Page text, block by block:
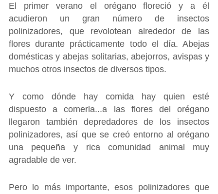
El primer verano el orégano floreció y a él
acudieron un gran número de insectos
polinizadores, que revolotean alrededor de las
flores durante prácticamente todo el día. Abejas
domésticas y abejas solitarias, abejorros, avispas y
muchos otros insectos de diversos tipos.
Y como dónde hay comida hay quien esté
dispuesto a comerla...a las flores del orégano
llegaron también depredadores de los insectos
polinizadores, así que se creó entorno al orégano
una pequeña y rica comunidad animal muy
agradable de ver.
Pero lo más importante, esos polinizadores que